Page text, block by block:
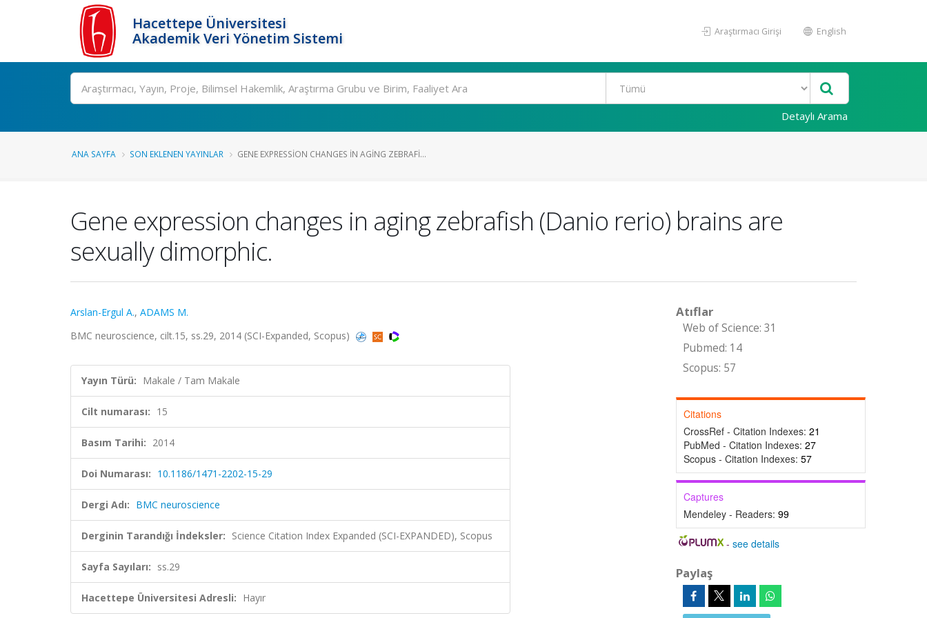
Hacettepe Üniversitesi
Akademik Veri Yönetim Sistemi
Araştırmacı Girişi English
Ara
Detaylı Arama
ANA SAYFA SON EKLENEN YAYINLAR GENE EXPRESSION CHANGES IN AGING ZEBRAFI...
Gene expression changes in aging zebrafish (Danio rerio) brains are
sexually dimorphic.
Arslan-Ergul A., ADAMS M.
BMC neuroscience, cilt.15, ss.29, 2014 (SCI-Expanded, Scopus)
Yayın Türü: Makale / Tam Makale
Cilt numarası: 15
Basım Tarihi: 2014
Doi Numarası: 10.1186/1471-2202-15-29
Dergi Adı: BMC neuroscience
Derginin Tarandığı İndeksler: Science Citation Index Expanded (SCI-EXPANDED), Scopus
Sayfa Sayıları: ss.29
Hacettepe Üniversitesi Adresli: Hayır
Atıflar
Web of Science: 31
Pubmed: 14
Scopus: 57
Citations
CrossRef - Citation Indexes: 21
PubMed - Citation Indexes: 27
Scopus - Citation Indexes: 57
Captures
Mendeley - Readers: 99
-see details
Paylaş